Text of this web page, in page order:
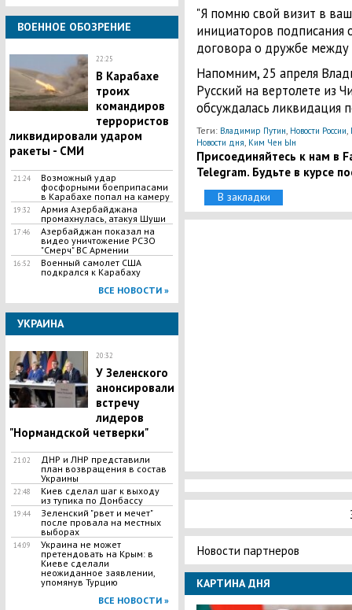
ВОЕННОЕ ОБОЗРЕНИЕ
22:25
В Карабахе
троих
командиров
террористов
ликвидировали ударом
ракеты - СМИ
21:24
Возможный удар
фосфорными боеприпасами
в Карабахе попал на камеру
19:32
Армия Азербайджана
промахнулась, атакуя Шуши
17:46
Азербайджан показал на
видео уничтожение РСЗО
"Смерч" ВС Армении
16:52
Военный самолет США
подкрался к Карабаху
ВСЕ НОВОСТИ »
УКРАИНА
20:32
У Зеленского
анонсировали
встречу
лидеров
"Нормандской четверки"
21:02
ДНР и ЛНР представили
план возвращения в состав
Украины
22:48
Киев сделал шаг к выходу
из тупика по Донбассу
19:44
Зеленский "рвет и мечет"
после провала на местных
выборах
14:09
​Украина не может
претендовать на Крым: в
Киеве сделали
неожиданное заявлении,
упомянув Турцию
ВСЕ НОВОСТИ »
"Я помню свой визит в
инициаторов подписания
договора о дружбе между
Напомним, 25 апреля
Русский на вертолете из
обсуждалась ликвидация
Теги: Владимир Путин, Новости России,
Новости дня, Ким Чен Ын
Присоединяйтесь к нам в
Telegram. Будьте в курсе
В закладки
Новости партнеров
КАРТИНА ДНЯ